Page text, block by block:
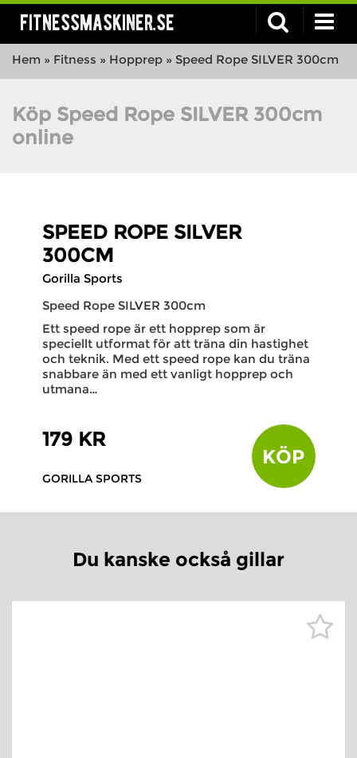
fitnessmaskiner.se
Hem » Fitness » Hopprep » Speed Rope SILVER 300cm
Köp Speed Rope SILVER 300cm
online
SPEED ROPE SILVER
300CM
Gorilla Sports
Speed Rope SILVER 300cm
Ett speed rope är ett hopprep som är
speciellt utformat för att träna din hastighet
och teknik. Med ett speed rope kan du träna
snabbare än med ett vanligt hopprep och
utmana…
179 KR
GORILLA SPORTS
KÖP
Du kanske också gillar